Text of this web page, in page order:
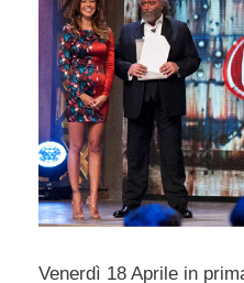
Venerdì 18 Aprile in